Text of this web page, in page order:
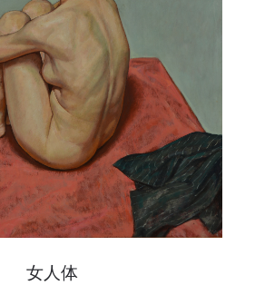
女人体
快捷登录 帐号密码登录
发送验证码
号码将作为您的登录账号